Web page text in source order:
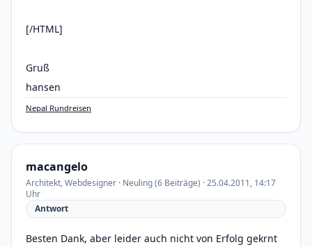
[/HTML]
Gruß
hansen
Nepal Rundreisen
macangelo
Architekt, Webdesigner · Neuling (6 Beiträge) · 25.04.2011, 14:17
Uhr
Antwort
Besten Dank, aber leider auch nicht von Erfolg gekrnt